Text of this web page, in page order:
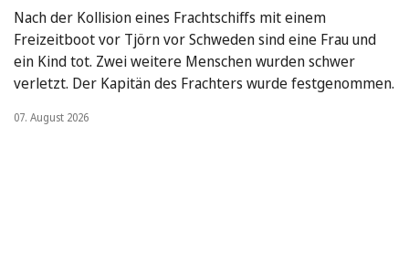
Nach der Kollision eines Frachtschiffs mit einem
Freizeitboot vor Tjörn vor Schweden sind eine Frau und
ein Kind tot. Zwei weitere Menschen wurden schwer
verletzt. Der Kapitän des Frachters wurde festgenommen.
07. August 2026